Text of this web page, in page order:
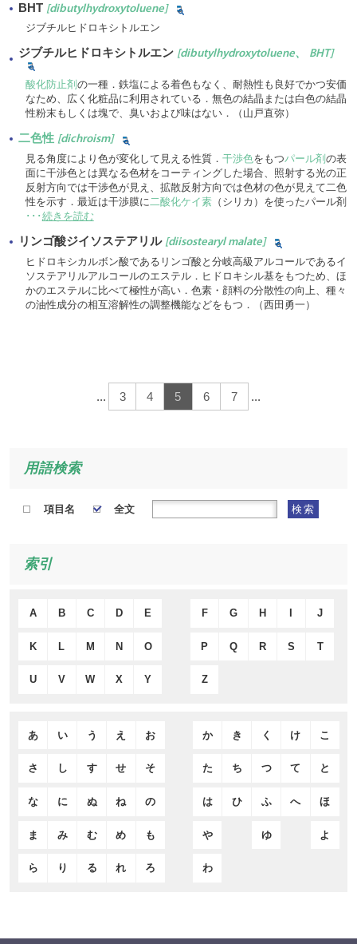
BHT [dibutylhydroxytoluene]
ジブチルヒドロキシトルエン
ジブチルヒドロキシトルエン [dibutylhydroxytoluene、 BHT]
酸化防止剤 の一種．鉄塩による着色もなく、耐熱性も良好でかつ安価
なため、広く化粧品に利用されている．無色の結晶または白色の結晶
性粉末もしくは塊で、臭いおよび味はない．（山戸直弥）
二色性 [dichroism]
見る角度により色が変化して見える性質． 干渉色をもつパール剤 の表
面に干渉色とは異なる色材をコーティングした場合、照射する光の正
反射方向では干渉色が見え、拡散反射方向では色材の色が見えて二色
性を示す．最近は干渉膜に 二酸化ケイ素（シリカ）を使ったパール剤
･･･ 続きを読む
リンゴ酸ジイソステアリル [diisostearyl malate]
ヒドロキシカルボン酸であるリンゴ酸と分岐高級アルコールであるイ
ソステアリルアルコールのエステル．ヒドロキシル基をもつため、ほ
かのエステルに比べて極性が高い．色素・顔料の分散性の向上、種々
の油性成分の相互溶解性の調整機能などをもつ．（西田勇一）
... 3 4 5 6 7 ...
用語検索
項目名 全文 検索
索引
A B C D E F G H J
K L M N O P Q R S T
U V W X Y Z
あ い う え お か き く け こ
さ し す せ そ た ち つ て と
な に ぬ ね の は ひ ふ へ ほ
ま み む め も や ゆ よ
ら り る れ ろ わ